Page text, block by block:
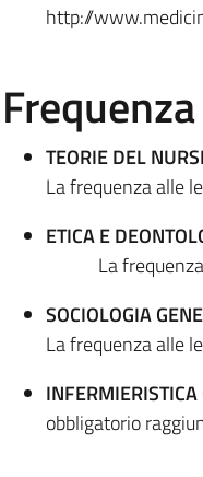
http://
TEORIE DEL
La frequenza alle
ETICA E
La
SOCIOLOGIA
La frequenza alle
INFERMIERISTICA
obbligatorio